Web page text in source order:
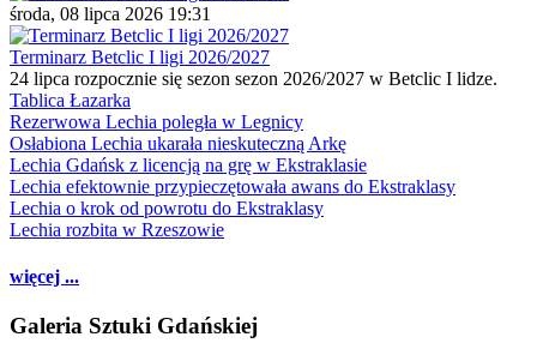
środa, 08 lipca 2026 19:31
Terminarz Betclic I ligi 2026/2027
24 lipca rozpocznie się sezon sezon 2026/2027 w Betclic I lidze.
Tablica Łazarka
Rezerwowa Lechia poległa w Legnicy
Osłabiona Lechia ukarała nieskuteczną Arkę
Lechia Gdańsk z licencją na grę w Ekstraklasie
Lechia efektownie przypieczętowała awans do Ekstraklasy
Lechia o krok od powrotu do Ekstraklasy
Lechia rozbita w Rzeszowie
więcej ...
Galeria Sztuki Gdańskiej